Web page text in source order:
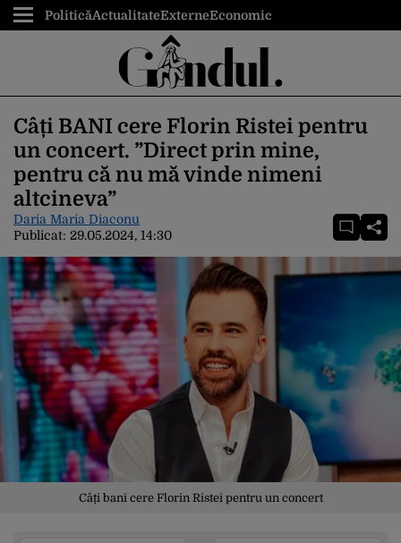
PoliticăActualitateExterneEconomic
Câți BANI cere Florin Ristei pentru
un concert. ”Direct prin mine,
pentru că nu mă vinde nimeni
altcineva”
Daria Maria Diaconu
Publicat: 29.05.2024, 14:30
Câți bani cere Florin Ristei pentru un concert